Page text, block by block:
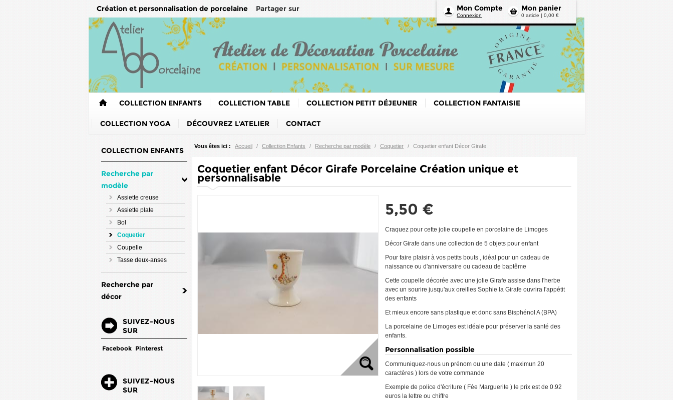
Mon panier
0 article | 0,00 €
Mon Compte
Connexion
Création et personnalisation de porcelaine Partager sur
COLLECTION ENFANTS COLLECTION TABLE COLLECTION PETIT DÉJEUNER COLLECTION FANTAISIE
COLLECTION YOGA DÉCOUVREZ L'ATELIER CONTACT
COLLECTION ENFANTS
Recherche par
modèle
Assiette creuse
Assiette plate
Bol
Coquetier
Coupelle
Tasse deux-anses
Recherche par
décor
SUIVEZ-NOUS
SUR
Facebook Pinterest
SUIVEZ-NOUS
SUR
Vous êtes ici : Accueil / Collection Enfants / Recherche par modèle / Coquetier / Coquetier enfant Décor Girafe
Coquetier enfant Décor Girafe Porcelaine Création unique et
personnalisable
5,50 €
Craquez pour cette jolie coupelle en porcelaine de Limoges
Décor Girafe dans une collection de 5 objets pour enfant
Pour faire plaisir à vos petits bouts , idéal pour un cadeau de
naissance ou d'anniversaire ou cadeau de baptême
Cette coupelle décorée avec une jolie Girafe assise dans l'herbe
avec un sourire jusqu'aux oreilles Sophie la Girafe ouvrira l'appétit
des enfants
Et mieux encore sans plastique et donc sans Bisphénol A (BPA)
La porcelaine de Limoges est idéale pour préserver la santé des
enfants.
Personnalisation possible
Communiquez-nous un prénom ou une date ( maximun 20
caractères ) lors de votre commande
Exemple de police d'écriture ( Fée Marguerite ) le prix est de 0.92
euros la lettre ou chiffre